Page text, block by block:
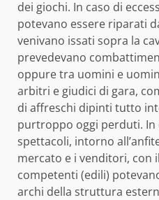
dei giochi. In caso di
potevano essere riparati
venivano issati sopra la
prevedevano
oppure tra uomini e
arbitri e giudici di gara,
di affreschi dipinti tutto
purtroppo oggi perduti. In
spettacoli, intorno
mercato e i venditori, con
competenti (edili)
archi della struttura